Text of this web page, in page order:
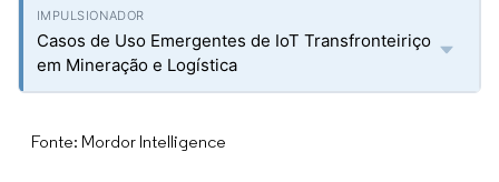
Casos de Uso Emergentes de IoT Transfronteiriço
em Mineração e Logística
Fonte: Mordor Intelligence